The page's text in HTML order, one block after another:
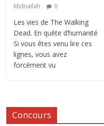
Midnailah
0
Les vies de The Walking
Dead. En quête d’humanité
Si vous êtes venu lire ces
lignes, vous avez
forcément vu
Concours